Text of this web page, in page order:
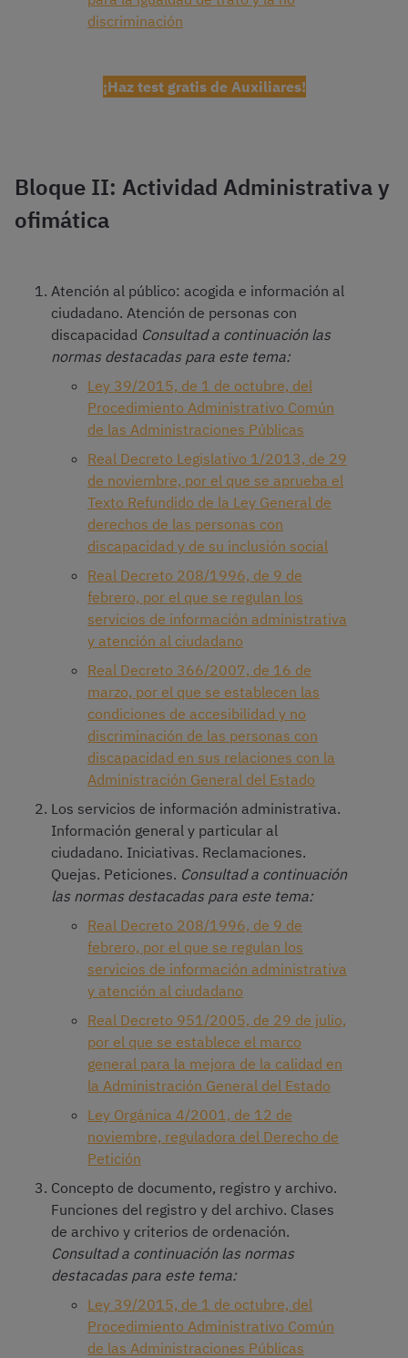
discriminación
¡Haz test gratis de Auxiliares!
Bloque II: Actividad Administrativa y
ofimática
Atención al público: acogida e información al
ciudadano. Atención de personas con
discapacidad Consultad a continuación las
normas destacadas para este tema:
Ley 39/2015, de 1 de octubre, del
Procedimiento Administrativo Común
de las Administraciones Públicas
Real Decreto Legislativo 1/2013, de 29
de noviembre, por el que se aprueba el
Texto Refundido de la Ley General de
derechos de las personas con
discapacidad y de su inclusión social
Real Decreto 208/1996, de 9 de
febrero, por el que se regulan los
servicios de información administrativa
y atención al ciudadano
Real Decreto 366/2007, de 16 de
marzo, por el que se establecen las
condiciones de accesibilidad y no
discriminación de las personas con
discapacidad en sus relaciones con la
Administración General del Estado
Los servicios de información administrativa.
Información general y particular al
ciudadano. Iniciativas. Reclamaciones.
Quejas. Peticiones. Consultad a continuación
las normas destacadas para este tema:
Real Decreto 208/1996, de 9 de
febrero, por el que se regulan los
servicios de información administrativa
y atención al ciudadano
Real Decreto 951/2005, de 29 de julio,
por el que se establece el marco
general para la mejora de la calidad en
la Administración General del Estado
Ley Orgánica 4/2001, de 12 de
noviembre, reguladora del Derecho de
Petición
Concepto de documento, registro y archivo.
Funciones del registro y del archivo. Clases
de archivo y criterios de ordenación.
Consultad a continuación las normas
destacadas para este tema:
Ley 39/2015, de 1 de octubre, del
Procedimiento Administrativo Común
de las Administraciones Públicas